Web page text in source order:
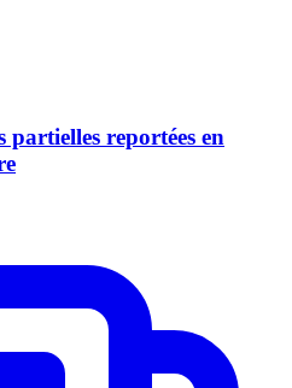
partielles reportées en